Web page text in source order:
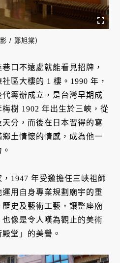
/ 鄭旭棠）
口不遠處就能看見招牌，
區大樓的 1 樓。1990 年，
籌辦成立，是台灣早期成
樹 1902 年出生於三峽，從
分，而後在日本習得的寫
土情懷的情感，成為他一
1947 年受邀擔任三峽祖師
用自身專業規劃廟宇的重
史及藝術工藝，讓整座廟
像是令人嘆為觀止的美術
堂」的美譽。